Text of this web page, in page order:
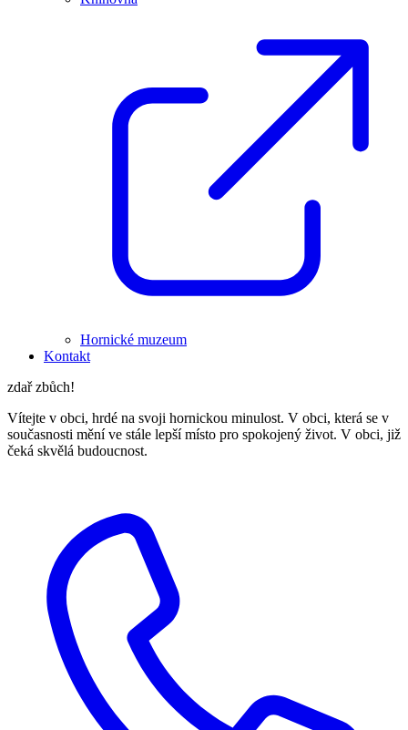
Hornické muzeum
Kontakt
zdař zbůch!
Vítejte v obci, hrdé na svoji hornickou minulost. V obci, která se v
současnosti mění ve stále lepší místo pro spokojený život. V obci, již
čeká skvělá budoucnost.